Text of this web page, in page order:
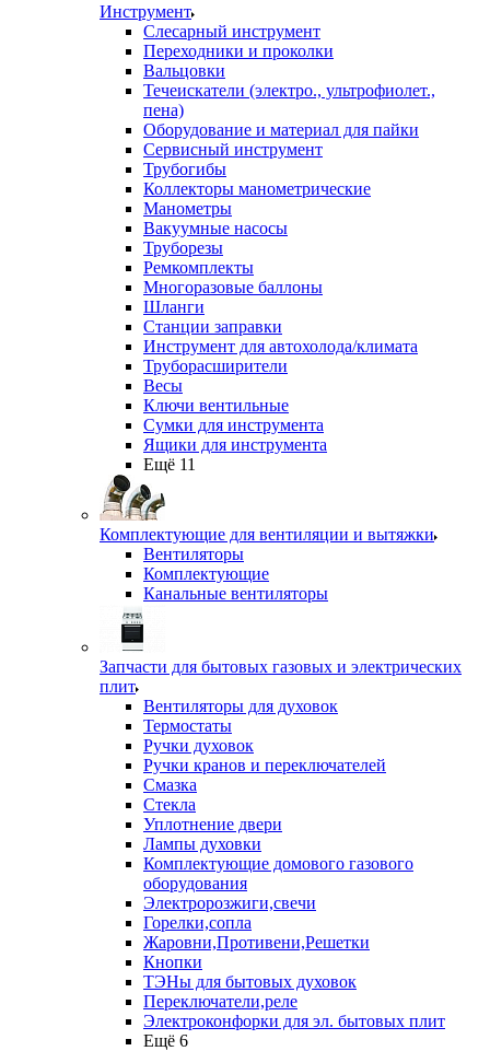
Инструмент
Слесарный инструмент
Переходники и проколки
Вальцовки
Течеискатели (электро., ультрофиолет.,
пена)
Оборудование и материал для пайки
Сервисный инструмент
Трубогибы
Коллекторы манометрические
Манометры
Вакуумные насосы
Труборезы
Ремкомплекты
Многоразовые баллоны
Шланги
Станции заправки
Инструмент для автохолода/климата
Труборасширители
Весы
Ключи вентильные
Сумки для инструмента
Ящики для инструмента
Ещё 11
Комплектующие для вентиляции и вытяжки
Вентиляторы
Комплектующие
Канальные вентиляторы
Запчасти для бытовых газовых и электрических
плит
Вентиляторы для духовок
Термостаты
Ручки духовок
Ручки кранов и переключателей
Смазка
Стекла
Уплотнение двери
Лампы духовки
Комплектующие домового газового
оборудования
Электророзжиги,свечи
Горелки,сопла
Жаровни,Противени,Решетки
Кнопки
ТЭНы для бытовых духовок
Переключатели,реле
Электроконфорки для эл. бытовых плит
Ещё 6